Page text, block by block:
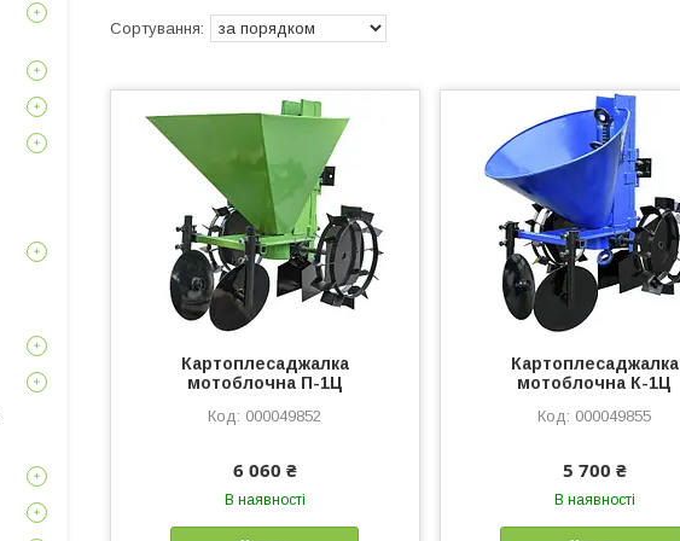
Картоплесаджалка
мотоблочна П-1Ц
000049852
6 060 ₴
В наявності
Картоплесаджалка
мотоблочна К-1Ц
000049855
5 700 ₴
В наявності